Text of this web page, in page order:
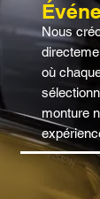
Nous
où
monture